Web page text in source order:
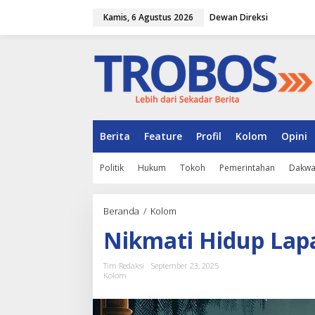
Kamis, 6 Agustus 2026 Dewan Direksi
Berita Feature Profil Kolom Opini
Politik Hukum Tokoh Pemerintahan
Beranda / Kolom
k
m
a
H
i
Nikmati Hidup
Tim Redaksi
September 23, 2025
Kolom